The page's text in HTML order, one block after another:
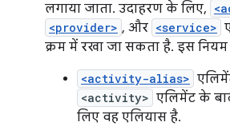
लगाया जाता. उदाहरण के लिए,
<provider> , और <service>
क्रम में रखा जा सकता है. इस
<activity-alias>
<activity> एलिमेंट के
लिए वह एलियास है.